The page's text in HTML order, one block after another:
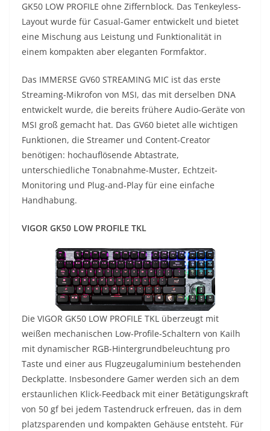
GK50 LOW PROFILE ohne Ziffernblock. Das Tenkeyless-
Layout wurde für Casual-Gamer entwickelt und bietet
eine Mischung aus Leistung und Funktionalität in
einem kompakten aber eleganten Formfaktor.
Das IMMERSE GV60 STREAMING MIC ist das erste
Streaming-Mikrofon von MSI, das mit derselben DNA
entwickelt wurde, die bereits frühere Audio-Geräte von
MSI groß gemacht hat. Das GV60 bietet alle wichtigen
Funktionen, die Streamer und Content-Creator
benötigen: hochauflösende Abtastrate,
unterschiedliche Tonabnahme-Muster, Echtzeit-
Monitoring und Plug-and-Play für eine einfache
Handhabung.
VIGOR GK50 LOW PROFILE TKL
Die VIGOR GK50 LOW PROFILE TKL überzeugt mit
weißen mechanischen Low-Profile-Schaltern von Kailh
mit dynamischer RGB-Hintergrundbeleuchtung pro
Taste und einer aus Flugzeugaluminium bestehenden
Deckplatte. Insbesondere Gamer werden sich an dem
erstaunlichen Klick-Feedback mit einer Betätigungskraft
von 50 gf bei jedem Tastendruck erfreuen, das in dem
platzsparenden und kompakten Gehäuse entsteht. Für